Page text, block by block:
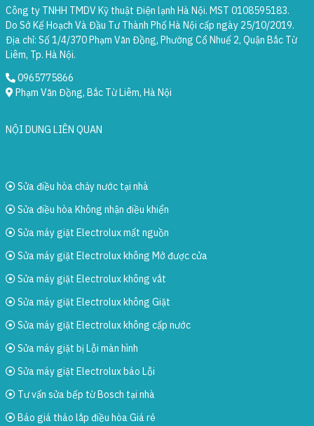
Công ty TNHH TMDV Kỹ thuật Điện lạnh Hà Nội. MST 0108595183.
Do Sở Kế Hoạch Và Đầu Tư Thành Phố Hà Nội cấp ngày 25/10/2019.
Địa chỉ: Số 1/4/370 Phạm Văn Đồng, Phường Cổ Nhuế 2, Quận Bắc Từ
Liêm, Tp. Hà Nội.
0965775866
Phạm Văn Đồng, Bắc Từ Liêm, Hà Nội
NỘI DUNG LIÊN QUAN
Sửa điều hòa chảy nước tại nhà
Sửa điều hòa Không nhận điều khiển
Sửa máy giặt Electrolux mất nguồn
Sửa máy giặt Electrolux không Mở được cửa
Sửa máy giặt Electrolux không vắt
Sửa máy giặt Electrolux không Giặt
Sửa máy giặt Electrolux không cấp nước
Sửa máy giặt bị Lỗi màn hình
Sửa máy giặt Electrolux báo Lỗi
Tư vấn sửa bếp từ Bosch tại nhà
Báo giá tháo lắp điều hòa Giá rẻ